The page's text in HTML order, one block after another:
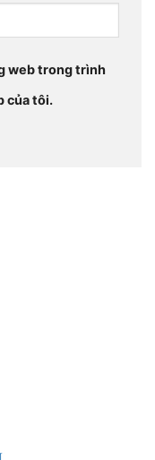
web trong trình
của tôi.